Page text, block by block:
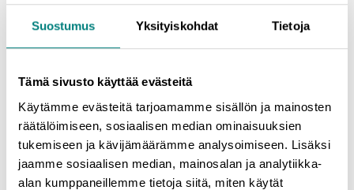
Suostumus Yksityiskohdat Tietoja
Tämä sivusto käyttää evästeitä
Käytämme evästeitä tarjoamamme sisällön ja mainosten
räätälöimiseen, sosiaalisen median ominaisuuksien
tukemiseen ja kävijämäärämme analysoimiseen. Lisäksi
jaamme sosiaalisen median, mainosalan ja analytiikka-
alan kumppaneillemme tietoja siitä, miten käytät
Opiskelijat ja työttömät, joilla ei ole takanaan hankkeen
osallistujaksi sopivaa organisaatiota, voivat osallistua
työpajoihin veloituksetta. Osallistuminen edellyttää kuitenkin
henkilöosallistujaksi rekisteröitymistä. Saat ohjeet
rekisteröitymisestä työpajassa.
Voit myös katsoa tarkemmat osallistumisohjeettäältä.